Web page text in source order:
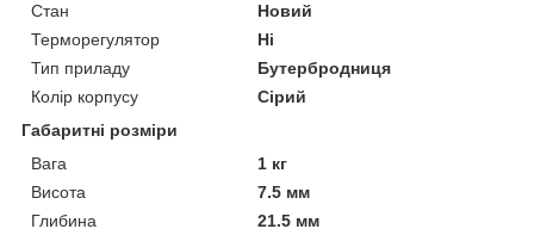
Стан
Новий
Терморегулятор
Ні
Тип приладу
Бутербродниця
Колір корпусу
Сірий
Габаритні розміри
Вага
1 кг
Висота
7.5 мм
Глибина
21.5 мм